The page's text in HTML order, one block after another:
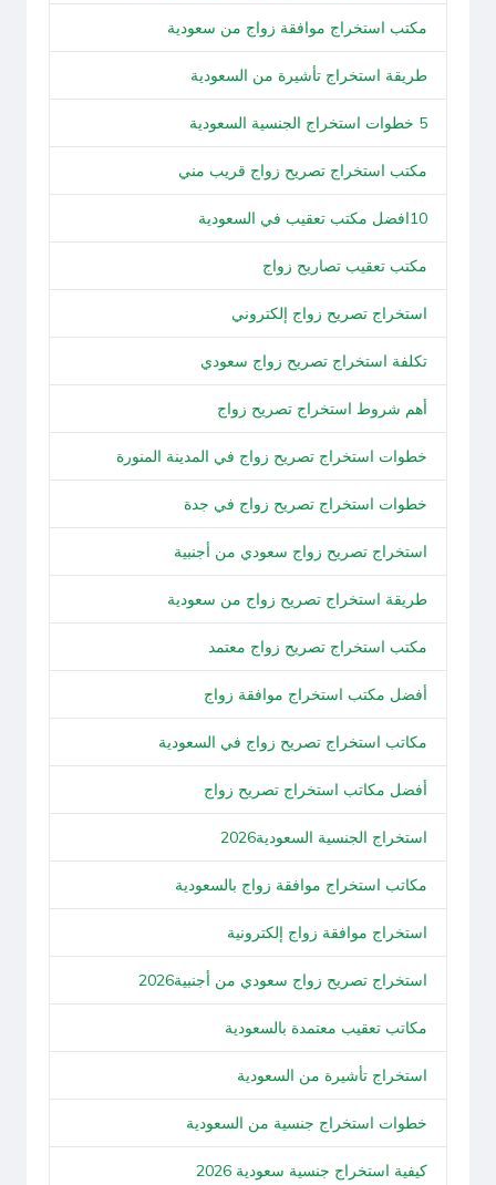
مكتب استخراج موافقة زواج من سعودية
طريقة استخراج تأشيرة من السعودية
5 خطوات استخراج الجنسية السعودية
مكتب استخراج تصريح زواج قريب مني
10افضل مكتب تعقيب في السعودية
مكتب تعقيب تصاريح زواج
استخراج تصريح زواج إلكتروني
تكلفة استخراج تصريح زواج سعودي
أهم شروط استخراج تصريح زواج
خطوات استخراج تصريح زواج في المدينة المنورة
خطوات استخراج تصريح زواج في جدة
استخراج تصريح زواج سعودي من أجنبية
طريقة استخراج تصريح زواج من سعودية
مكتب استخراج تصريح زواج معتمد
أفضل مكتب استخراج موافقة زواج
مكاتب استخراج تصريح زواج في السعودية
أفضل مكاتب استخراج تصريح زواج
استخراج الجنسية السعودية2026
مكاتب استخراج موافقة زواج بالسعودية
استخراج موافقة زواج إلكترونية
استخراج تصريح زواج سعودي من أجنبية2026
مكاتب تعقيب معتمدة بالسعودية
استخراج تأشيرة من السعودية
خطوات استخراج جنسية من السعودية
كيفية استخراج جنسية سعودية 2026